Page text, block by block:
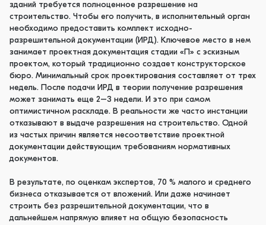
зданий требуется полноценное разрешение на
строительство. Чтобы его получить, в исполнительный орган
необходимо предоставить комплект исходно-
разрешительной документации (ИРД). Ключевое место в нем
занимает проектная документация стадии «П» с эскизным
проектом, который традиционно создает конструкторское
бюро. Минимальный срок проектирования составляет от трех
недель. После подачи ИРД в теории получение разрешения
может занимать еще 2–3 недели. И это при самом
оптимистичном раскладе. В реальности же часто инстанции
отказывают в выдаче разрешения на строительство. Одной
из частых причин является несоответствие проектной
документации действующим требованиям нормативных
документов.
В результате, по оценкам экспертов, 70 % малого и среднего
бизнеса отказывается от вложений. Или даже начинает
строить без разрешительной документации, что в
дальнейшем напрямую влияет на общую безопасность